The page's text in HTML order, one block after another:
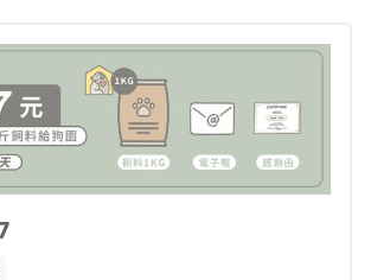
amlapp/App/PetsMap1.aspx
管理系統2022/07/15之數據做推算)